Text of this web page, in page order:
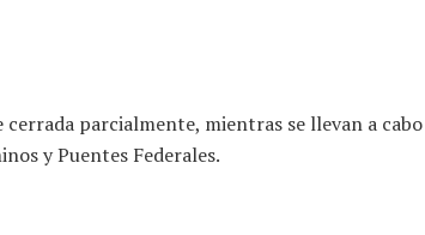
parcialmente, mientras se llevan a cabo
y Puentes Federales.